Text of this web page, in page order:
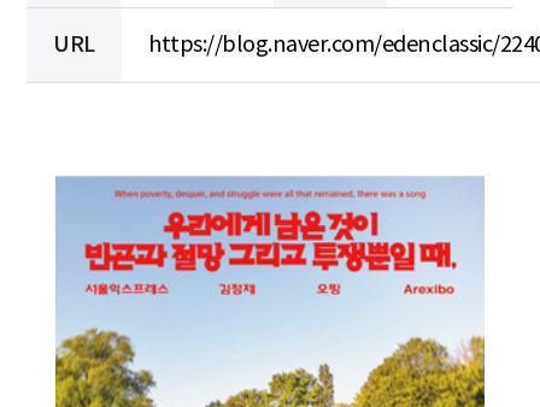
URL https://blog.naver.com/edenclassic/